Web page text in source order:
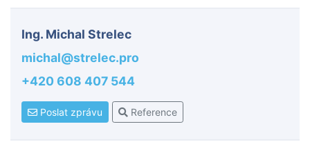
Ing. Michal Strelec
michal@strelec.pro
+420 608 407 544
Poslat zprávu Reference